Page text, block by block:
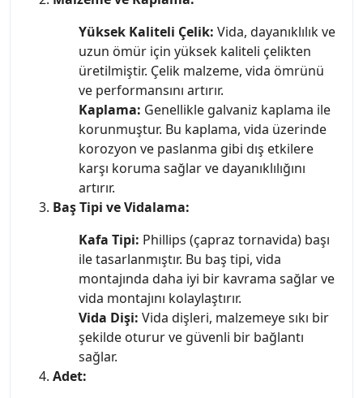
Yüksek Kaliteli Çelik: Vida, dayanıklılık ve
uzun ömür için yüksek kaliteli çelikten
üretilmiştir. Çelik malzeme, vida ömrünü
ve performansını artırır.
Kaplama: Genellikle galvaniz kaplama ile
korunmuştur. Bu kaplama, vida üzerinde
korozyon ve paslanma gibi dış etkilere
karşı koruma sağlar ve dayanıklılığını
artırır.
Baş Tipi ve Vidalama:
Kafa Tipi: Phillips (çapraz tornavida) başı
ile tasarlanmıştır. Bu baş tipi, vida
montajında daha iyi bir kavrama sağlar ve
vida montajını kolaylaştırır.
Vida Dişi: Vida dişleri, malzemeye sıkı bir
şekilde oturur ve güvenli bir bağlantı
sağlar.
Adet: